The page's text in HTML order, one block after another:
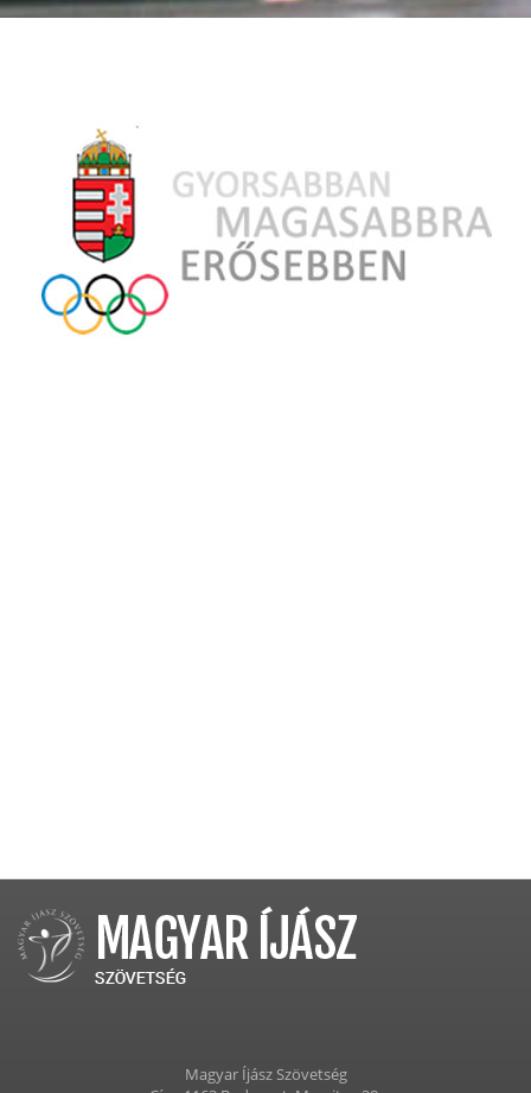
Magyar Íjász Szövetség